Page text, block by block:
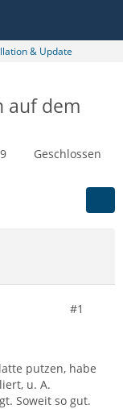
& Update
auf dem
Geschlossen
#1
putzen, habe
u. A.
Soweit so gut.